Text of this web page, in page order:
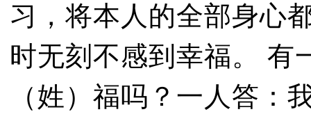
习，将本人的全部身心
时无刻不感到幸福。 有
（姓）福吗？一人答：